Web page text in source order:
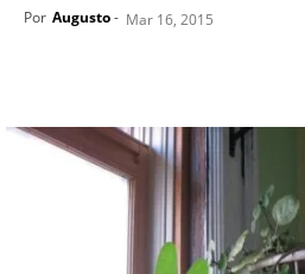
Por Augusto- Mar 16, 2015